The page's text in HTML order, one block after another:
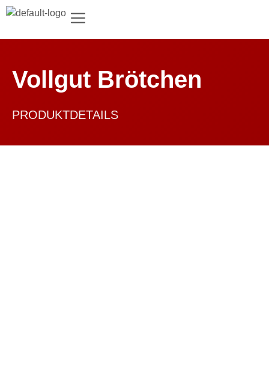
Vollgut Brötchen
PRODUKTDETAILS